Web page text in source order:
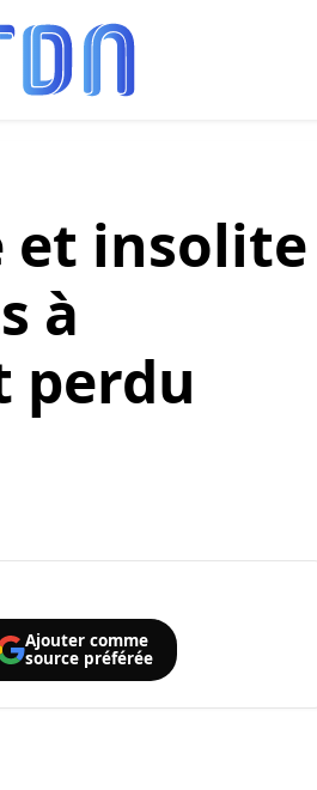
et insolite
à
perdu
Ajouter comme
source préférée